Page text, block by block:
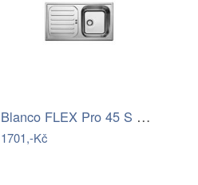
Blanco FLEX Pro 45 S Nerez přírodní…
1701,-Kč